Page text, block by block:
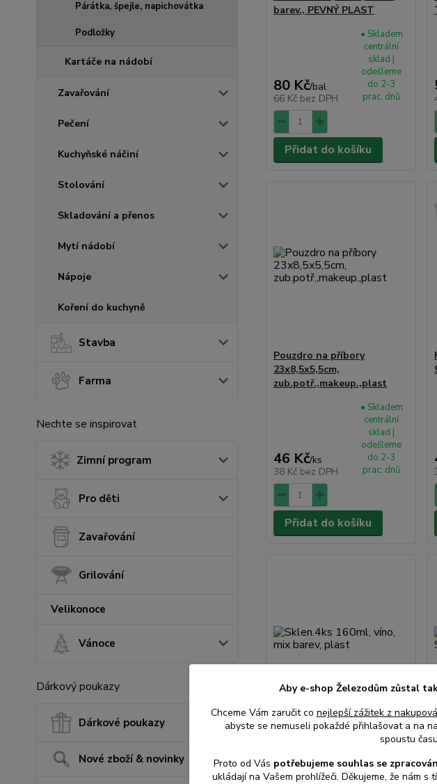
Párátka, špejle, napichovátka
Podložky
Kartáče na nádobí
Zavařování
Pečení
Kuchyňské náčiní
Stolování
Skladování a přenos
Mytí nádobí
Nápoje
Koření do kuchyně
Stavba
Farma
Nechte se inspirovat
Zimní program
Pro děti
Zavařování
Grilování
Velikonoce
Vánoce
Dárkový poukazy
Dárkové poukazy
Nové zboží & novinky
barev., PEVNÝ PLAST
80 Kč/bal
66 Kč bez DPH
• Skladem
centrální
sklad |
odešleme
do 2-3
prac. dnů
Přidat do košíku
Pouzdro na příbory
23x8,5x5,5cm,
zub.potř.,makeup.,plast
46 Kč/ks
38 Kč bez DPH
• Skladem
centrální
sklad |
odešleme
do 2-3
prac. dnů
Přidat do košíku
Sklen.4ks 160ml, víno, mix
• Skladem
Aby e-shop Železodům zůstal
Chceme Vám zaručit co nejlepší zážitek z
abyste se nemuseli pokaždé přihlašovat a na
spoustu
Proto od Vás potřebujeme souhlas se
ukládají na Vašem prohlížeči. Děkujeme, že nám